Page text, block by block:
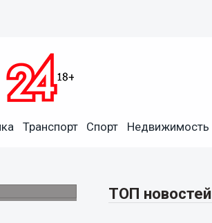
Транспорт Спорт Недвижимость
ТОП новостей